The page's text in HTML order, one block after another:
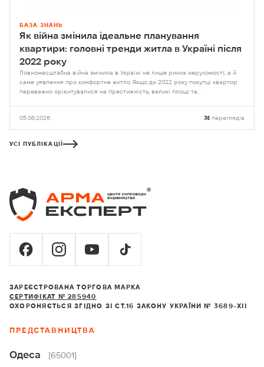
БАЗА ЗНАНЬ
Як війна змінила ідеальне планування
квартири: головні тренди житла в Україні після
2022 року
Повномасштабна війна змінила в Україні не лише ринок нерухомості, а й
саме уявлення про комфортне житло. Якщо до 2022 року покупці квартир
переважно орієнтувалися на престижність, великі площі та…
05.06.2026 74 переглядів
УСІ ПУБЛІКАЦІЇ
ЗАРЕЄСТРОВАНА ТОРГОВА МАРКА
СЕРТИФІКАТ № 285940
ОХОРОНЯЄТЬСЯ ЗГІДНО ЗІ СТ.16 ЗАКОНУ УКРАЇНИ № 3689-XII
ПРЕДСТАВНИЦТВА
Одеса
[65001]